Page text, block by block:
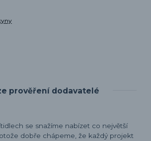
prověření dodavatelé
se snažíme nabízet co největší
dobře chápeme, že každý projekt